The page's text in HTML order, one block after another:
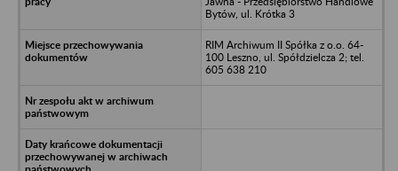
Bytów, ul. Krótka 3
RIM Archiwum II Spółka z o.o. 64-
100 Leszno, ul. Spółdzielcza 2; tel.
605 638 210